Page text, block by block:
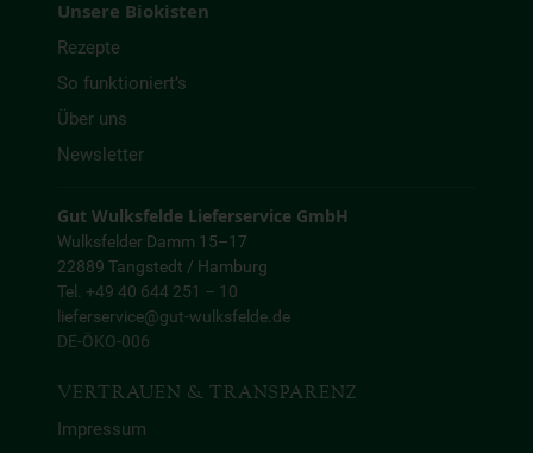
Unsere Biokisten
Rezepte
So funktioniert’s
Über uns
Newsletter
Gut Wulksfelde Lieferservice GmbH
Wulksfelder Damm 15–17
22889 Tangstedt / Hamburg
Tel. +49 40 644 251 – 10
lieferservice@gut-wulksfelde.de
DE-ÖKO-006
VERTRAUEN & TRANSPARENZ
Impressum